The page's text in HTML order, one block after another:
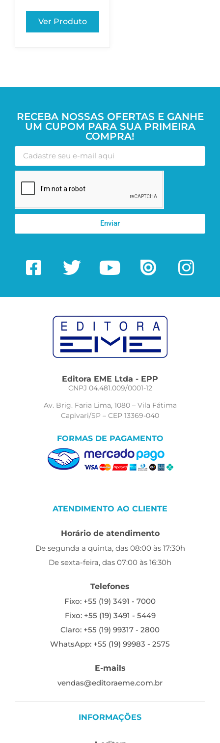
Ver Produto
RECEBA NOSSAS OFERTAS E GANHE
UM CUPOM PARA SUA PRIMEIRA
COMPRA!
Enviar
Editora EME Ltda - EPP
CNPJ 04.481.009/0001-12
Av. Brig. Faria Lima, 1080 – Vila Fátima
Capivari/SP – CEP 13369-040
FORMAS DE PAGAMENTO
ATENDIMENTO AO CLIENTE
Horário de atendimento
De segunda a quinta, das 08:00 às 17:30h
De sexta-feira, das 07:00 às 16:30h
Telefones
Fixo: +55 (19) 3491 - 7000
Fixo: +55 (19) 3491 - 5449
Claro: +55 (19) 99317 - 2800
WhatsApp: +55 (19) 99983 - 2575
E-mails
vendas@editoraeme.com.br
INFORMAÇÕES